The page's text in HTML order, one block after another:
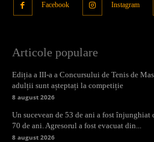
Facebook Instagram
Articole populare
Ediția a III-a a Concursului de Tenis de
adulții sunt așteptați la competiție
8 august 2026
Un sucevean de 53 de ani a fost înjunghiat
70 de ani. Agresorul a fost evacuat din...
8 august 2026